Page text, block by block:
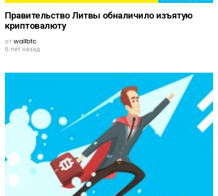
Правительство Литвы обналичило изъятую
криптовалюту
отwallbtc
6 лет назад